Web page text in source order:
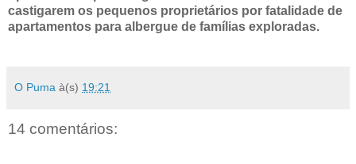
castigarem os pequenos proprietários por fatalidade de
apartamentos para albergue de famílias exploradas.
O Puma à(s) 19:21
14 comentários: